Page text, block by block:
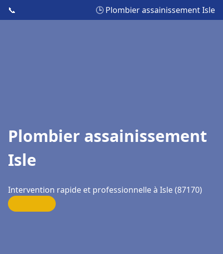
📞 🕒 Plombier assainissement Isle
Plombier assainissement
Isle
Intervention rapide et professionnelle à Isle (87170)